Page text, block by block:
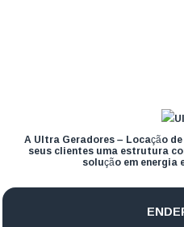
A Ultra Geradores – Locação
seus clientes uma estrutura
solução em